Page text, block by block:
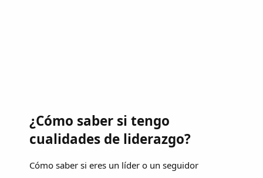
¿Cómo saber si tengo
cualidades de liderazgo?
Cómo saber si eres un líder o un seguidor